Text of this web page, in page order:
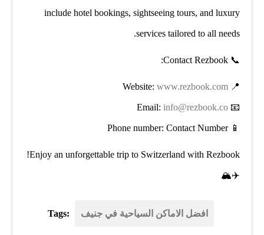
include hotel bookings, sightseeing tours, and luxury
services tailored to all needs.
📞 Contact Rezbook:
📍 Website:
www.rezbook.com
📧 Email:
info@rezbook.co
📱 Phone number: Contact Number
Enjoy an unforgettable trip to Switzerland with Rezbook!
✈️🏔️
Tags: افضل الاماكن السياحية في جنيف